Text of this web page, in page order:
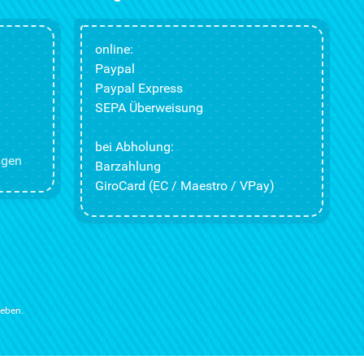
online:
Paypal
Paypal Express
SEPA Überweisung
bei Abholung:
Barzahlung
GiroCard (EC / Maestro / VPay)